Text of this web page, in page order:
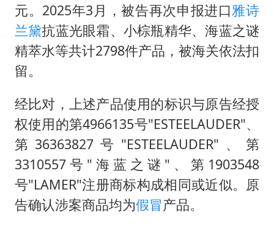
元。2025年3月，被告再次申报进口雅诗
兰黛抗蓝光眼霜、小棕瓶精华、海蓝之谜
精萃水等共计2798件产品，被海关依法扣
留。
经比对，上述产品使用的标识与原告经授
权使用的第4966135号"ESTEELAUDER"、
第36363827号"ESTEELAUDER"、第
3310557号"海蓝之谜"、第1903548
号"LAMER"注册商标构成相同或近似。原
告确认涉案商品均为假冒产品。